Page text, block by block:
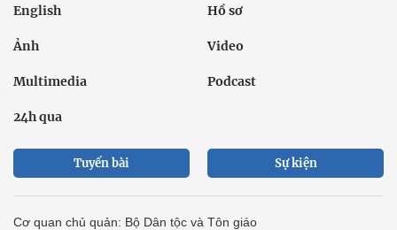
English Hồ sơ
Ảnh Video
Multimedia Podcast
24h qua
Tuyến bài Sự kiện
Cơ quan chủ quản: Bộ Dân tộc và Tôn giáo